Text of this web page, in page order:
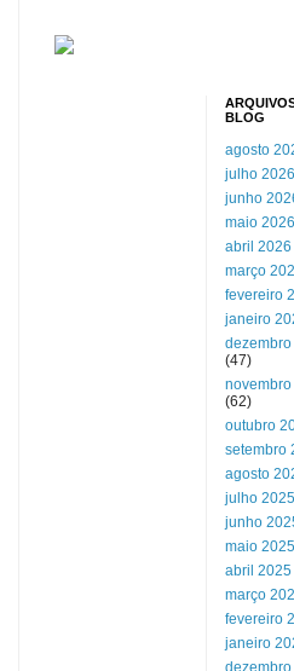
BLOG
agosto
julho 2026
junho
maio 2026
abril 2026
março
fevereiro
janeiro
(47)
(62)
outubro
setembro
agosto
julho 2025
junho
maio 2025
abril 2025
março
fevereiro
janeiro